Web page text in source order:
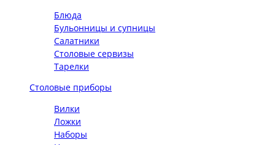
Блюда
Бульонницы и супницы
Салатники
Столовые сервизы
Тарелки
Столовые приборы
Вилки
Ложки
Наборы